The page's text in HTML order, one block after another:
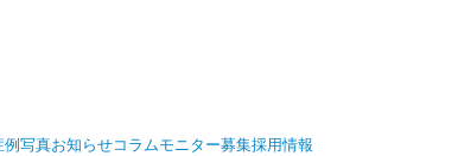
例写真お知らせコラムモニター募集採用情報